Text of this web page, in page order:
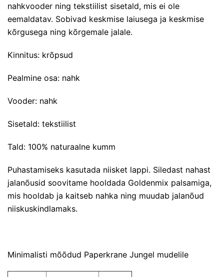
nahkvooder ning tekstiilist sisetald, mis ei ole
eemaldatav. Sobivad keskmise laiusega ja keskmise
kõrgusega ning kõrgemale jalale.
Kinnitus: krõpsud
Pealmine osa: nahk
Vooder: nahk
Sisetald: tekstiilist
Tald: 100% naturaalne kumm
Puhastamiseks kasutada niisket lappi. Siledast nahast
jalanõusid soovitame hooldada Goldenmix palsamiga,
mis hooldab ja kaitseb nahka ning muudab jalanõud
niiskuskindlamaks.
Minimalisti mõõdud Paperkrane Jungel mudelile